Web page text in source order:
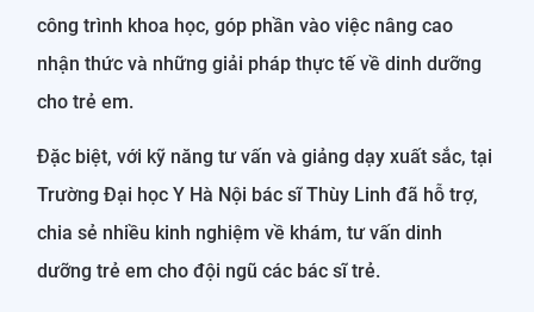
công trình khoa học, góp phần vào việc nâng cao
nhận thức và những giải pháp thực tế về dinh dưỡng
cho trẻ em.
Đặc biệt, với kỹ năng tư vấn và giảng dạy xuất sắc, tại
Trường Đại học Y Hà Nội bác sĩ Thùy Linh đã hỗ trợ,
chia sẻ nhiều kinh nghiệm về khám, tư vấn dinh
dưỡng trẻ em cho đội ngũ các bác sĩ trẻ.